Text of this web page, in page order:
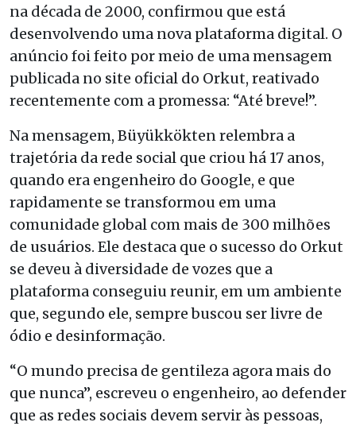
na década de 2000, confirmou que está
desenvolvendo uma nova plataforma digital. O
anúncio foi feito por meio de uma mensagem
publicada no site oficial do Orkut, reativado
recentemente com a promessa: “Até breve!”.
Na mensagem, Büyükkökten relembra a
trajetória da rede social que criou há 17 anos,
quando era engenheiro do Google, e que
rapidamente se transformou em uma
comunidade global com mais de 300 milhões
de usuários. Ele destaca que o sucesso do Orkut
se deveu à diversidade de vozes que a
plataforma conseguiu reunir, em um ambiente
que, segundo ele, sempre buscou ser livre de
ódio e desinformação.
“O mundo precisa de gentileza agora mais do
que nunca”, escreveu o engenheiro, ao defender
que as redes sociais devem servir às pessoas,